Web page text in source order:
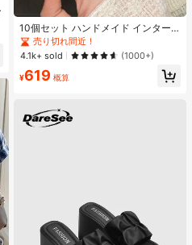
10個セット ハンドメイド インター
ネットセレブリティ優しいラインス
トーンラティスフレンチフォークフ
ァックスパールピンクキャットアイ
ボウ偽ネイル プレスオンネイル ネイ
ルサプライ ハンドメイドプレスオン
売り切れ間近！
4.1k+ sold
(1000+)
¥619 概算